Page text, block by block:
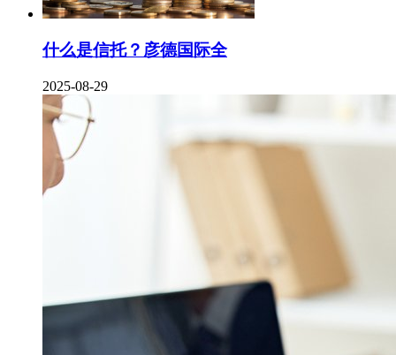
什么是信托？彦德国际全
2025-08-29